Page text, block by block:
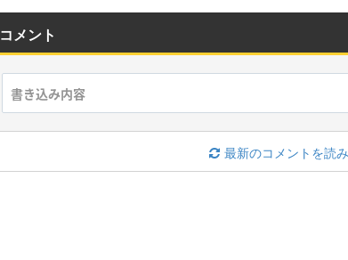
コメント
最新のコメントを読